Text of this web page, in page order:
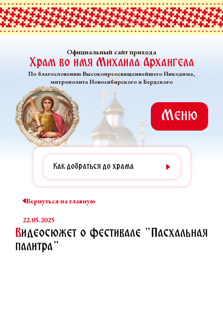
Официальный сайт прихода
Храм во имя Михаила Архангела
По благословению Высокопреосвященнейшего Никодима,
митрополита Новосибирского и Бердского
Меню
Как добраться до храма
Вернуться на главную
22.05.2025
Видеосюжет о фестивале "Пасхальная
палитра"